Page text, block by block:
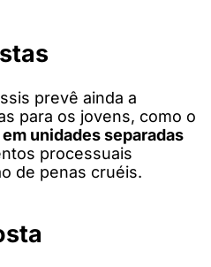
prevê ainda a
para os jovens, como o
unidades separadas
processuais
de penas cruéis.